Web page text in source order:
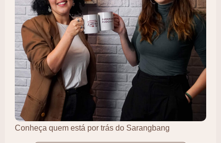
Conheça quem está por trás do Sarangbang